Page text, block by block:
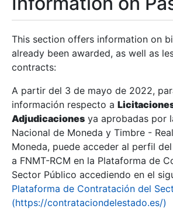
Show/Hide
Show/Hide
This section offers information on
already been awarded, as well as
contracts:
A partir del 3 de mayo de 2022,
información respecto a
Adjudicaciones ya aprobadas por
Nacional de Moneda y Timbre -
Moneda, puede acceder al perfil
a FNMT-RCM en la Plataforma de
Sector Público accediendo en el
Plataforma de Contratación del
(https://contrataciondelestado.es/)